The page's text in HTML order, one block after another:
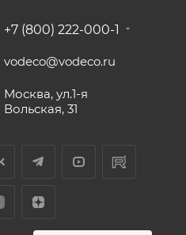
+7 (800) 222-000-1
vodeco@vodeco.ru
Москва, ул.1-я
Вольская, 31